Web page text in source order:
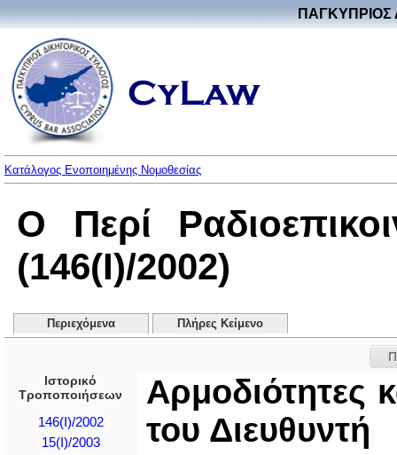
ΠΑΓΚΥΠΡΙΟΣ
Κατάλογος Ενοποιημένης Νομοθεσίας
Ο Περί
(146(I)/2002)
Περιεχόμενα Πλήρες Κείμενο
Ιστορικό
Τροποποιήσεων
146(I)/2002
15(I)/2003
Αρμοδιότητες
του Διευθυντή